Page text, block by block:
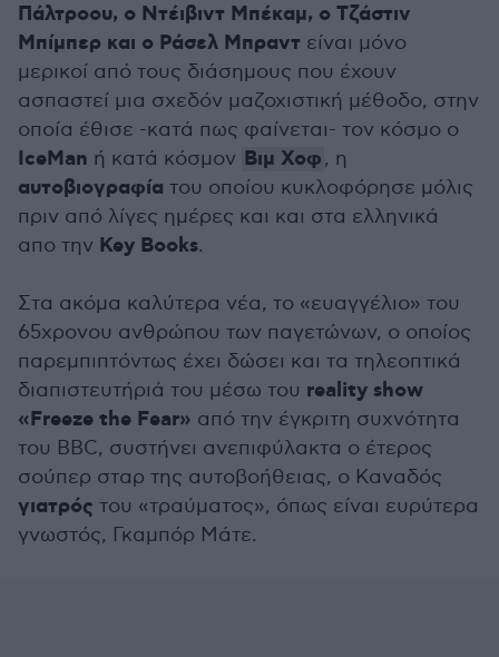
Πάλτροου, ο Ντέιβιντ Μπέκαμ, ο Τζάστιν
Μπίμπερ και ο Ράσελ Μπραντ είναι μόνο
μερικοί από τους διάσημους που έχουν
ασπαστεί μια σχεδόν μαζοχιστική μέθοδο, στην
οποία έθισε -κατά πως φαίνεται- τον κόσμο ο
IceMan ή κατά κόσμον Βιμ Χοφ, η
αυτοβιογραφία του οποίου κυκλοφόρησε μόλις
πριν από λίγες ημέρες και και στα ελληνικά
απο την Key Books.
Στα ακόμα καλύτερα νέα, το «ευαγγέλιο» του
65χρονου ανθρώπου των παγετώνων, ο οποίος
παρεμπιπτόντως έχει δώσει και τα τηλεοπτικά
διαπιστευτήριά του μέσω του reality show
«Freeze the Fear» από την έγκριτη συχνότητα
του BBC, συστήνει ανεπιφύλακτα ο έτερος
σούπερ σταρ της αυτοβοήθειας, ο Καναδός
γιατρός του «τραύματος», όπως είναι ευρύτερα
γνωστός, Γκαμπόρ Μάτε.